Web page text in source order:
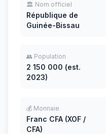
🏛️ Nom officiel
République de
Guinée-Bissau
👥 Population
2 150 000 (est.
2023)
💰 Monnaie
Franc CFA (XOF /
CFA)